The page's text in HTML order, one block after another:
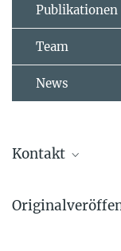
Publikationen
Team
News
Kontakt
Postdoktorand